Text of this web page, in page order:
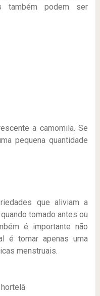
também podem ser
a camomila. Se
pequena quantidade
que aliviam a
tomado antes ou
é importante não
é tomar apenas uma
menstruais.